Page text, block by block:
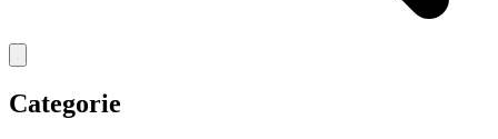
Categorie